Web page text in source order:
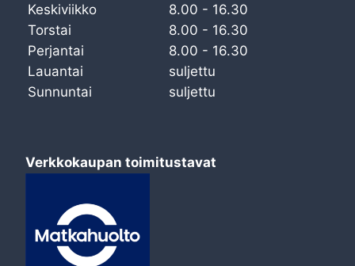
Keskiviikko
8.00 - 16.30
Torstai
8.00 - 16.30
Perjantai
8.00 - 16.30
Lauantai
suljettu
Sunnuntai
suljettu
Verkkokaupan toimitustavat